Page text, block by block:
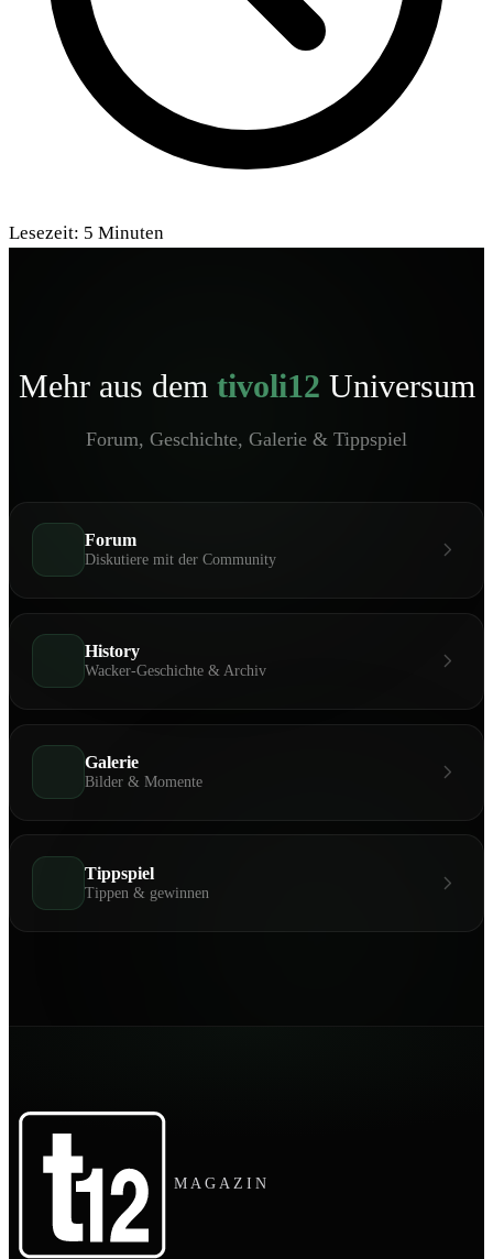
Lesezeit: 5 Minuten
Mehr aus dem tivoli12 Universum
Forum, Geschichte, Galerie & Tippspiel
Forum
Diskutiere mit der Community
History
Wacker-Geschichte & Archiv
Galerie
Bilder & Momente
Tippspiel
Tippen & gewinnen
MAGAZIN